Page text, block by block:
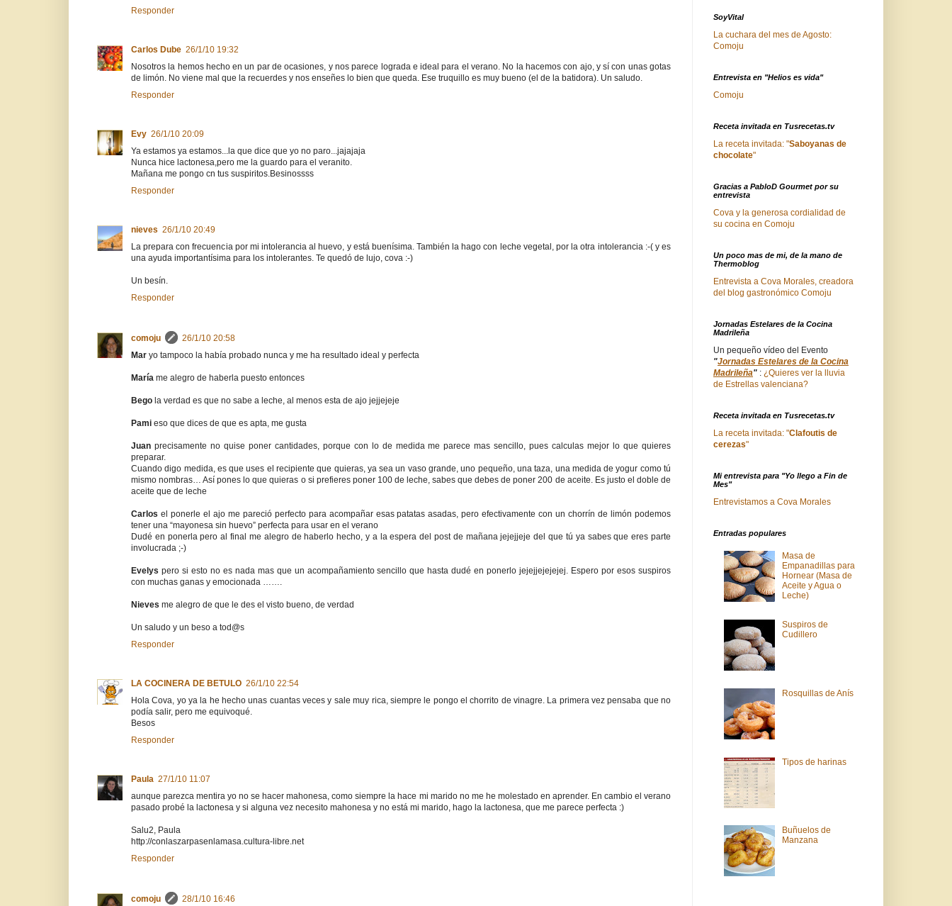
Responder
Carlos Dube 26/1/10 19:32
Nosotros la hemos hecho en un par de ocasiones, y nos parece lograda e ideal para el verano. No la hacemos con ajo, y sí con unas gotas
de limón. No viene mal que la recuerdes y nos enseñes lo bien que queda. Ese truquillo es muy bueno (el de la batidora). Un saludo.
Responder
Evy 26/1/10 20:09
Ya estamos ya estamos...la que dice que yo no paro...jajajaja
Nunca hice lactonesa,pero me la guardo para el veranito.
Mañana me pongo cn tus suspiritos.Besinossss
Responder
nieves 26/1/10 20:49
La prepara con frecuencia por mi intolerancia al huevo, y está buenísima. También la hago con leche vegetal, por la otra intolerancia :-( y es
una ayuda importantísima para los intolerantes. Te quedó de lujo, cova :-)
Un besín.
Responder
comoju
26/1/10 20:58
Mar yo tampoco la había probado nunca y me ha resultado ideal y perfecta
María me alegro de haberla puesto entonces
Bego la verdad es que no sabe a leche, al menos esta de ajo jejjejeje
Pami eso que dices de que es apta, me gusta
Juan precisamente no quise poner cantidades, porque con lo de medida me parece mas sencillo, pues calculas mejor lo que quieres
preparar.
Cuando digo medida, es que uses el recipiente que quieras, ya sea un vaso grande, uno pequeño, una taza, una medida de yogur como tú
mismo nombras… Así pones lo que quieras o si prefieres poner 100 de leche, sabes que debes de poner 200 de aceite. Es justo el doble de
aceite que de leche
Carlos el ponerle el ajo me pareció perfecto para acompañar esas patatas asadas, pero efectivamente con un chorrín de limón podemos
tener una “mayonesa sin huevo” perfecta para usar en el verano
Dudé en ponerla pero al final me alegro de haberlo hecho, y a la espera del post de mañana jejejjeje del que tú ya sabes que eres parte
involucrada ;-)
Evelys pero si esto no es nada mas que un acompañamiento sencillo que hasta dudé en ponerlo jejejjejejejej. Espero por esos suspiros
con muchas ganas y emocionada …….
Nieves me alegro de que le des el visto bueno, de verdad
Un saludo y un beso a tod@s
Responder
LA COCINERA DE BETULO 26/1/10 22:54
Hola Cova, yo ya la he hecho unas cuantas veces y sale muy rica, siempre le pongo el chorrito de vinagre. La primera vez pensaba que no
podía salir, pero me equivoqué.
Besos
Responder
Paula 27/1/10 11:07
aunque parezca mentira yo no se hacer mahonesa, como siempre la hace mi marido no me he molestado en aprender. En cambio el verano
pasado probé la lactonesa y si alguna vez necesito mahonesa y no está mi marido, hago la lactonesa, que me parece perfecta :)
Salu2, Paula
http://conlaszarpasenlamasa.cultura-libre.net
Responder
comoju 28/1/10 16:46
SoyVital
La cuchara del mes de Agosto:
Comoju
Entrevista en "Helios es vida"
Comoju
Receta invitada en Tusrecetas.tv
La receta invitada: "Saboyanas de
chocolate"
Gracias a PabloD Gourmet por su
entrevista
Cova y la generosa cordialidad de
su cocina en Comoju
Un poco mas de mi, de la mano de
Thermoblog
Entrevista a Cova Morales, creadora
del blog gastronómico Comoju
Jornadas Estelares de la Cocina
Madrileña
Un pequeño vídeo del Evento
"Jornadas Estelares de la Cocina
Madrileña" : ¿Quieres ver la lluvia
de Estrellas valenciana?
Receta invitada en Tusrecetas.tv
La receta invitada: "Clafoutis de
cerezas"
Mi entrevista para "Yo llego a Fin de
Mes"
Entrevistamos a Cova Morales
Entradas populares
Masa de
Empanadillas para
Hornear (Masa de
Aceite y Agua o
Leche)
Suspiros de
Cudillero
Rosquillas de Anís
Tipos de harinas
Buñuelos de
Manzana